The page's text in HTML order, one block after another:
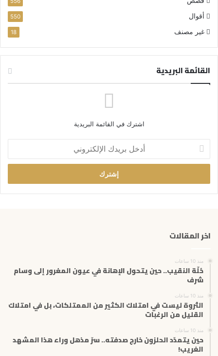
أقوال 550
غير مصنف 18
القائمة البريدية
اشترك في القائمة البريدية
خ
ب
ر
ا
ر
ي
اخر المقالات
منذ 10 ساعات
حُلّة النقيب.. حين يتحول الإهانة في عيون المغرور إلى وسام
شرف
منذ 10 ساعات
الثروة ليست في امتلاك الكثير من الممتلكات، بل في امتلاك
القليل من الرغبات
منذ 10 ساعات
حين يتمدّد الحلزون خارج صدفته.. سرّ مذهل وراء هذا المشهد
الغريب!